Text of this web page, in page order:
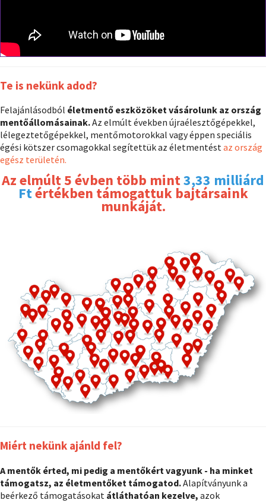
Te is nekünk adod?
Felajánlásodból életmentő eszközöket vásárolunk az ország
mentőállomásainak.Az elmúlt években újraélesztőgépekkel,
lélegeztetőgépekkel, mentőmotorokkal vagy éppen speciális
égési kötszer csomagokkal segítettük az életmentéstaz ország
egész területén.
Az elmúlt 5 évben több mint3,33 milliárd
Ftértékben támogattuk bajtársaink
munkáját.
Miért nekünk ajánld fel?
A mentők érted, mi pedig a mentőkért vagyunk - ha minket
támogatsz, az életmentőket támogatod.Alapítványunk a
beérkező támogatásokat átláthatóan kezelve, azok